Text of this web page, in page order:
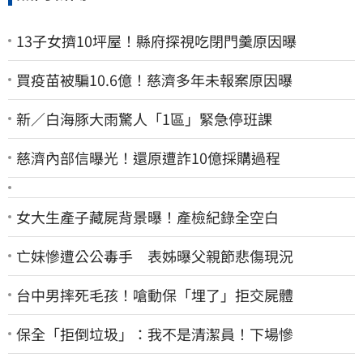
13子女擠10坪屋！縣府探視吃閉門羹原因曝
買疫苗被騙10.6億！慈濟多年未報案原因曝
新／白海豚大雨驚人「1區」緊急停班課
慈濟內部信曝光！還原遭詐10億採購過程
女大生產子藏屍背景曝！產檢紀錄全空白
亡妹慘遭公公毒手 表姊曝父親節悲傷現況
台中男摔死毛孩！嗆動保「埋了」拒交屍體
保全「拒倒垃圾」：我不是清潔員！下場慘